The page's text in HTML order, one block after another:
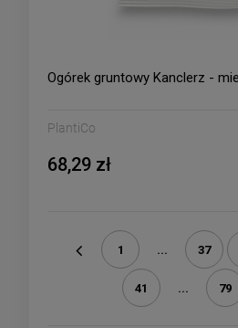
Ogórek gruntowy Kanclerz -
PlantiCo
68,29 zł
1 ... 37
41 ... 79